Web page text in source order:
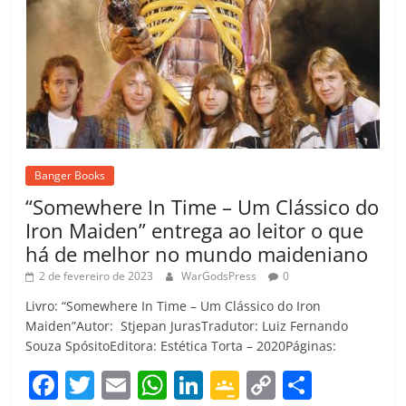
Banger Books
“Somewhere In Time – Um Clássico do
Iron Maiden” entrega ao leitor o que
há de melhor no mundo maideniano
2 de fevereiro de 2023 WarGodsPress 0
Livro: “Somewhere In Time – Um Clássico do Iron
Maiden”Autor: Stjepan JurasTradutor: Luiz Fernando
Souza SpósitoEditora: Estética Torta – 2020Páginas:
F T E W Li G C